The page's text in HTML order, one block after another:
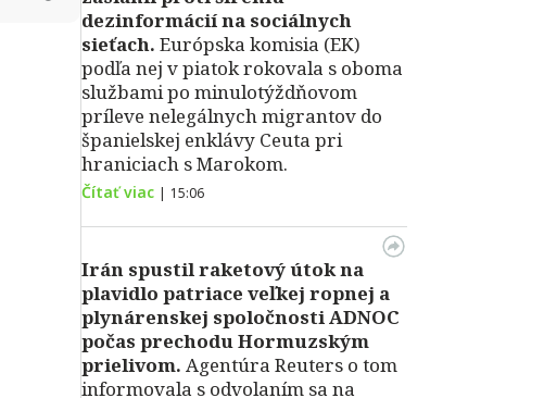
dezinformácií na sociálnych
sieťach. Európska komisia (EK)
podľa nej v piatok rokovala s oboma
službami po minulotýždňovom
príleve nelegálnych migrantov do
španielskej enklávy Ceuta pri
hraniciach s Marokom.
Čítať viac | 15:06
Irán spustil raketový útok na
plavidlo patriace veľkej ropnej a
plynárenskej spoločnosti ADNOC
počas prechodu Hormuzským
prielivom. Agentúra Reuters o tom
informovala s odvolaním sa na